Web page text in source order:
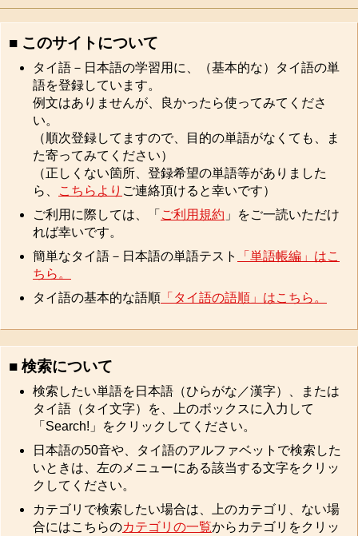
■ このサイトについて
タイ語－日本語の学習用に、（基本的な）タイ語の単
語を登録しています。
例文はありませんが、良かったら使ってみてくださ
い。
（順次登録してますので、目的の単語がなくても、ま
た寄ってみてください）
（正しくない箇所、登録希望の単語等がありました
ら、
こちらより ご連絡頂けると幸いです）
ご利用に際しては、「 ご利用規約 」をご一読いただけ
れば幸いです。
簡単なタイ語－日本語の単語テスト
「単語帳編」はこ
ちら。
タイ語の基本的な語順 「タイ語の語順」はこちら。
■ 検索について
検索したい単語を日本語（ひらがな／漢字）、または
タイ語（タイ文字）を、上のボックスに入力して
「Search!」をクリックしてください。
日本語の50音や、タイ語のアルファベットで検索した
いときは、左のメニューにある該当する文字をクリッ
クしてください。
カテゴリで検索したい場合は、上のカテゴリ、ない場
合にはこちらのカテゴリの一覧からカテゴリをクリッ